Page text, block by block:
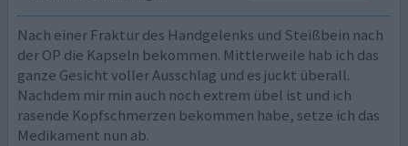
Nach einer Fraktur des Handgelenks und Steißbein nach
der OP die Kapseln bekommen. Mittlerweile hab ich das
ganze Gesicht voller Ausschlag und es juckt überall.
Nachdem mir min auch noch extrem übel ist und ich
rasende Kopfschmerzen bekommen habe, setze ich das
Medikament nun ab.